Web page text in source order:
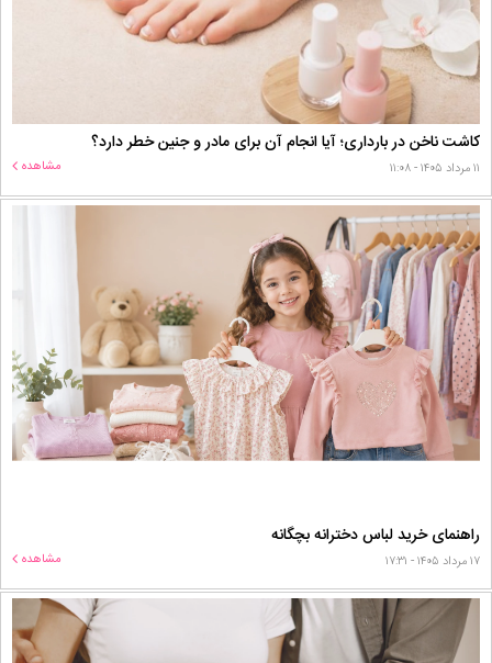
کاشت ناخن در بارداری؛ آیا انجام آن برای مادر و جنین خطر دارد؟
۱۱ مرداد ۱۴۰۵ - ۱۱:۰۸ مشاهده
راهنمای خرید لباس دخترانه بچگانه
۱۷ مرداد ۱۴۰۵ - ۱۷:۳۱ مشاهده